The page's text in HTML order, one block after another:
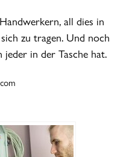
all dies in
zu tragen. Und noch
jeder in der Tasche hat.